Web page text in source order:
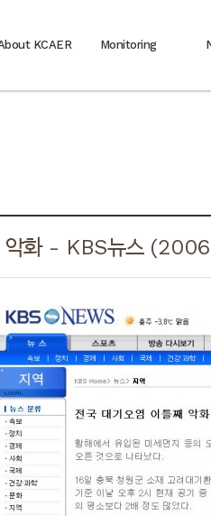
KCAER Monitoring
악화 - KBS뉴스